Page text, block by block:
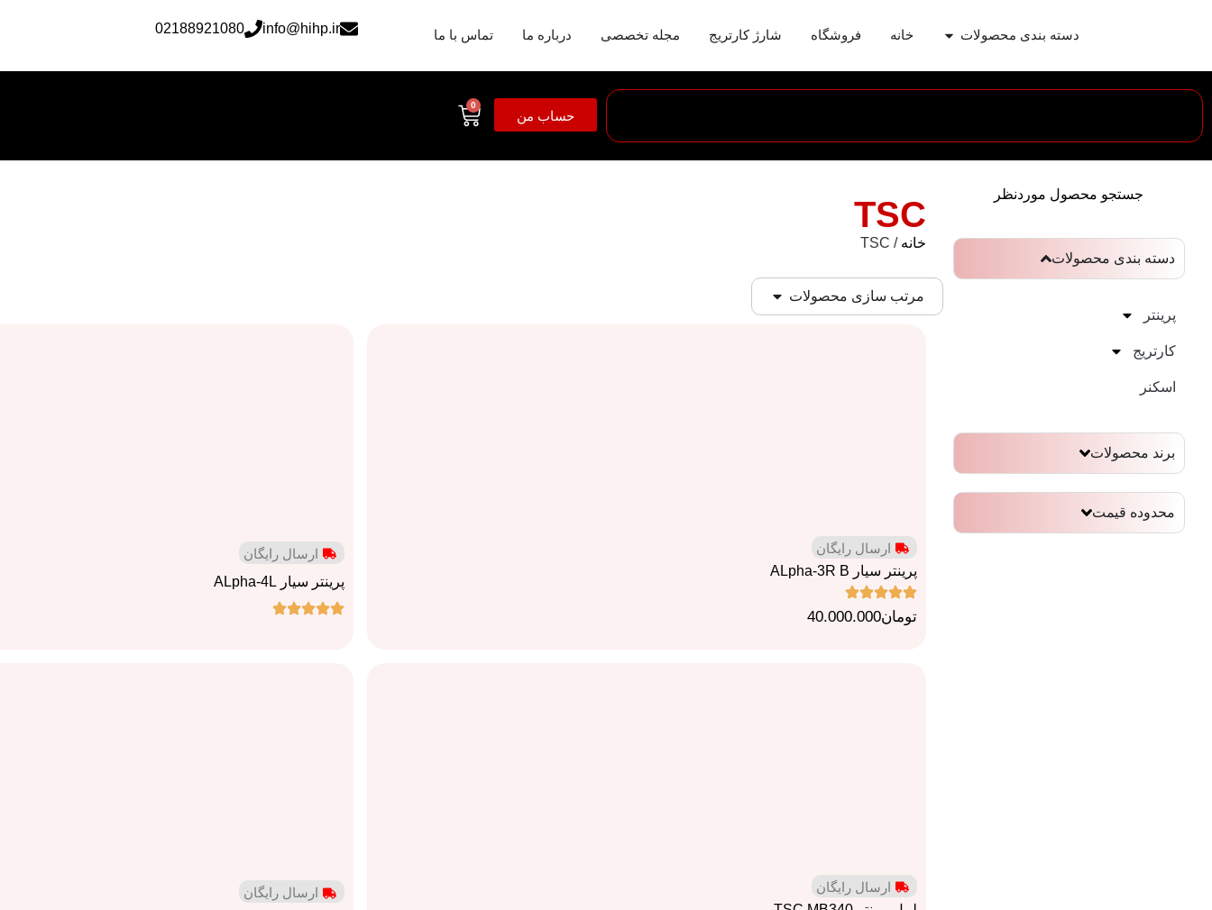
دسته بندی محصولات خانه فروشگاه شارژ کارتریج مجله تخصصی درباره ما تماس با ما info@hihp.ir
02188921080
حساب من
0
جستجو محصول موردنظر
دسته بندی محصولات
پرینتر
کارتریج
اسکنر
برند محصولات
محدوده قیمت
TSC
خانه / TSC
مرتب سازی محصولات
ارسال رایگان
پرینتر سیار ALpha-3R B
تومان40.000.000
ارسال رایگان
پرینتر سیار ALpha-4L
ارسال رایگان
ارسال رایگان